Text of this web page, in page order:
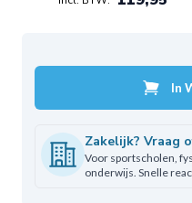
In
Zakelijk? Vraag
Voor sportscholen,
onderwijs. Snelle